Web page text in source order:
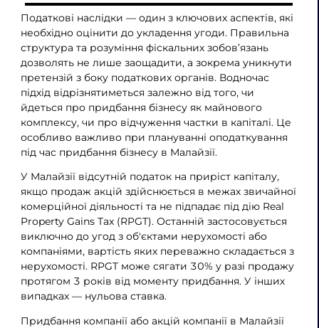
Податкові наслідки — один з ключових аспектів, які
необхідно оцінити до укладення угоди. Правильна
структура та розуміння фіскальних зобов’язань
дозволять не лише заощадити, а зокрема уникнути
претензій з боку податкових органів. Водночас
підхід відрізнятиметься залежно від того, чи
йдеться про придбання бізнесу як майнового
комплексу, чи про відчуження частки в капіталі. Це
особливо важливо при плануванні оподаткування
під час придбання бізнесу в Малайзії.
У Малайзії відсутній податок на приріст капіталу,
якщо продаж акцій здійснюється в межах звичайної
комерційної діяльності та не підпадає під дію Real
Property Gains Tax (RPGT). Останній застосовується
виключно до угод з об'єктами нерухомості або
компаніями, вартість яких переважно складається з
нерухомості. RPGT може сягати 30% у разі продажу
протягом 3 років від моменту придбання. У інших
випадках — нульова ставка.
Придбання компанії або акцій компанії в Малайзії